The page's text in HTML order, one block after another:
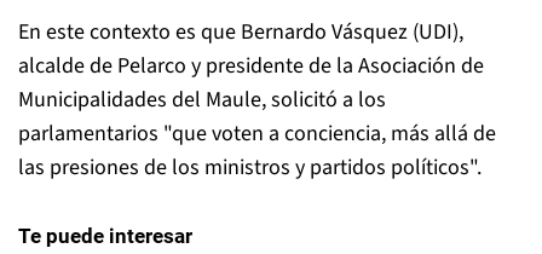
En este contexto es que Bernardo Vásquez (UDI),
alcalde de Pelarco y presidente de la Asociación de
Municipalidades del Maule, solicitó a los
parlamentarios "que voten a conciencia, más allá de
las presiones de los ministros y partidos políticos".
Te puede interesar